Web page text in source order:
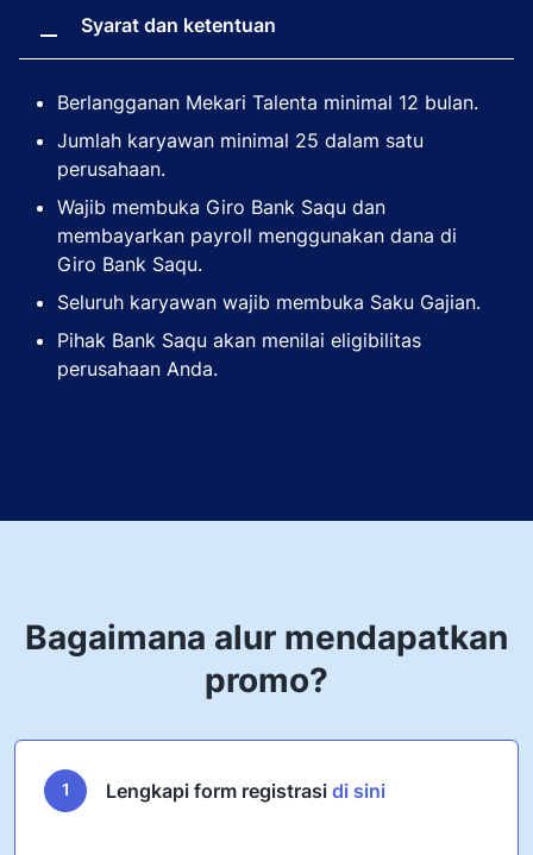
Syarat dan ketentuan
Berlangganan Mekari Talenta minimal 12 bulan.
Jumlah karyawan minimal 25 dalam satu
perusahaan.
Wajib membuka Giro Bank Saqu dan
membayarkan payroll menggunakan dana di
Giro Bank Saqu.
Seluruh karyawan wajib membuka Saku Gajian.
Pihak Bank Saqu akan menilai eligibilitas
perusahaan Anda.
Bagaimana alur mendapatkan
promo?
1 Lengkapi form registrasi di sini